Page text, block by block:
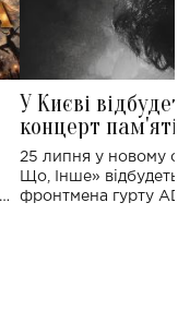
У Києві
концерт
Клименка:
виконають
25 липня у новому
Що, Інше»
фронтмена гурту